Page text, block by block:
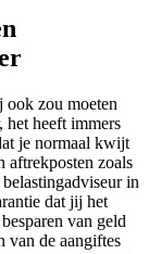
ook zou moeten
het heeft immers
je normaal kwijt
aftrekposten zoals
in
dat jij het
van geld
van de aangiftes